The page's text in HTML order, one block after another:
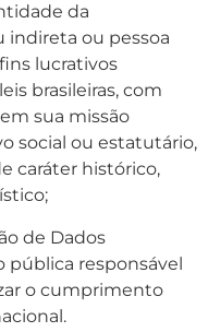
da
indireta ou pessoa
lucrativos
brasileiras, com
sua missão
social ou estatutário,
caráter histórico,
de Dados
pública responsável
o cumprimento